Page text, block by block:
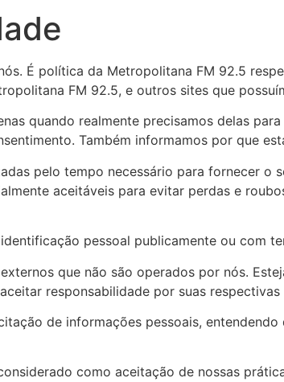
É política da Metropolitana FM 92.5
FM 92.5, e outros sites que
quando realmente precisamos delas
Também informamos por que
pelo tempo necessário para fornecer o
aceitáveis para evitar perdas e
pessoal publicamente ou com
que não são operados por nós.
responsabilidade por suas respectivas
de informações pessoais,
como aceitação de nossas